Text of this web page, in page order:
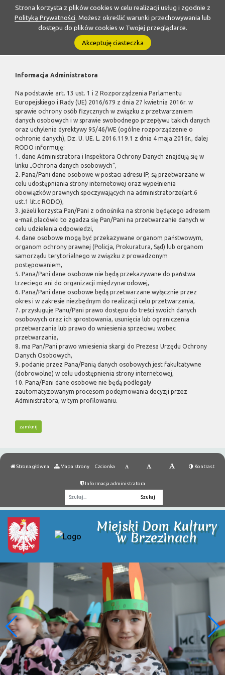
Strona korzysta z plików cookies w celu realizacji usług i zgodnie z
Polityką Prywatności. Możesz określić warunki przechowywania lub
dostępu do plików cookies w Twojej przeglądarce.
Akceptuję ciasteczka
Informacja Administratora
Na podstawie art. 13 ust. 1 i 2 Rozporządzenia Parlamentu
Europejskiego i Rady (UE) 2016/679 z dnia 27 kwietnia 2016r. w
sprawie ochrony osób fizycznych w związku z przetwarzaniem
danych osobowych i w sprawie swobodnego przepływu takich danych
oraz uchylenia dyrektywy 95/46/WE (ogólne rozporządzenie o
ochronie danych), Dz. U. UE. L. 2016.119.1 z dnia 4 maja 2016r., dalej
RODO informuję:
1. dane Administratora i Inspektora Ochrony Danych znajdują się w
linku „Ochrona danych osobowych”,
2. Pana/Pani dane osobowe w postaci adresu IP, są przetwarzane w
celu udostępniania strony internetowej oraz wypełnienia
obowiązków prawnych spoczywających na administratorze(art.6
ust.1 lit.c RODO),
3. jeżeli korzysta Pan/Pani z odnośnika na stronie będącego adresem
e-mail placówki to zgadza się Pan/Pani na przetwarzanie danych w
celu udzielenia odpowiedzi,
4. dane osobowe mogą być przekazywane organom państwowym,
organom ochrony prawnej (Policja, Prokuratura, Sąd) lub organom
samorządu terytorialnego w związku z prowadzonym
postępowaniem,
5. Pana/Pani dane osobowe nie będą przekazywane do państwa
trzeciego ani do organizacji międzynarodowej,
6. Pana/Pani dane osobowe będą przetwarzane wyłącznie przez
okres i w zakresie niezbędnym do realizacji celu przetwarzania,
7. przysługuje Panu/Pani prawo dostępu do treści swoich danych
osobowych oraz ich sprostowania, usunięcia lub ograniczenia
przetwarzania lub prawo do wniesienia sprzeciwu wobec
przetwarzania,
8. ma Pan/Pani prawo wniesienia skargi do Prezesa Urzędu Ochrony
Danych Osobowych,
9. podanie przez Pana/Panią danych osobowych jest fakultatywne
(dobrowolne) w celu udostępnienia strony internetowej,
10. Pana/Pani dane osobowe nie będą podlegały
zautomatyzowanym procesom podejmowania decyzji przez
Administratora, w tym profilowaniu.
zamknij
Strona główna Mapa strony Czcionka Kontrast
Informacja administratora
Miejski Dom Kultury
w Brzezinach